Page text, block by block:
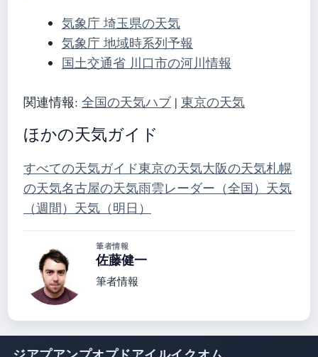
気象庁 埼玉県の天気
気象庁 地域時系列予報
国土交通省 川口市の河川情報
関連情報: 全国の天気ハブ| 東京の天気
ほかの天気ガイド
すべての天気ガイド東京の天気大阪の天気札幌
の天気名古屋の天気雨雲レーダー（全国） 天気
（週間） 天気（明日）
筆者情報
佐藤健一
筆者情報